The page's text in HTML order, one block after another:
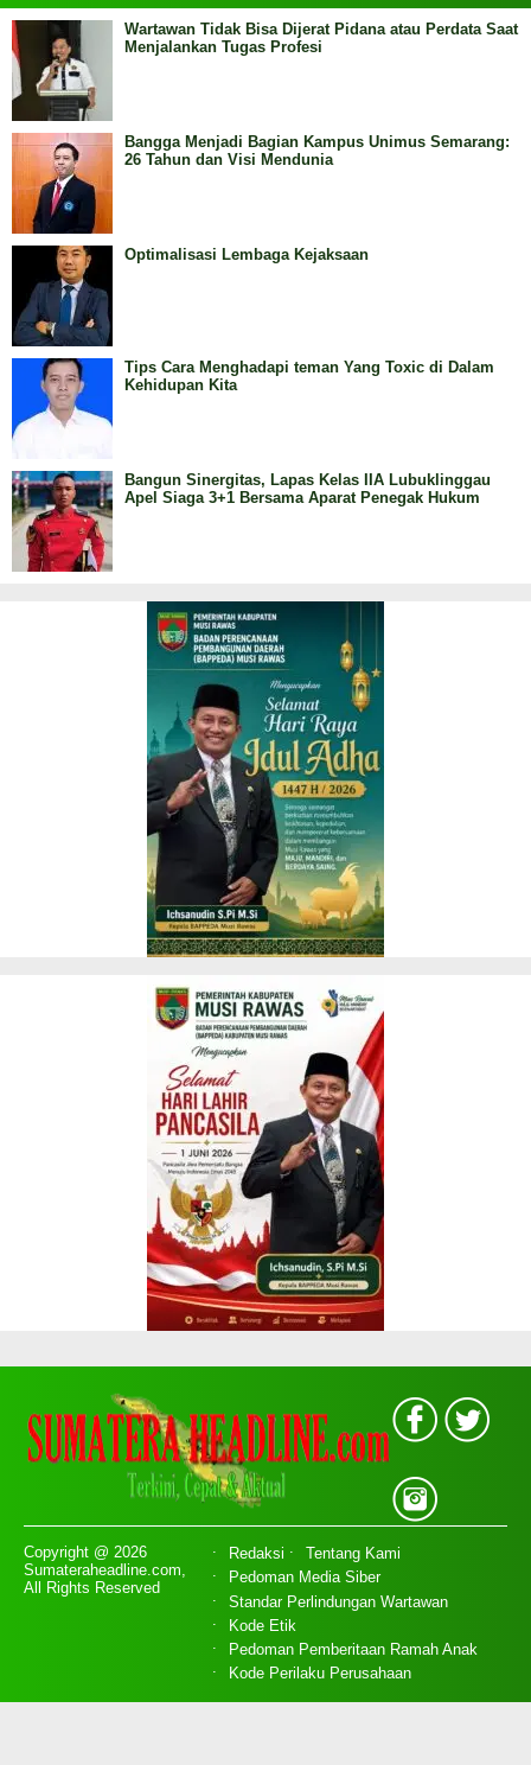
Wartawan Tidak Bisa Dijerat Pidana atau Perdata Saat
Menjalankan Tugas Profesi
Bangga Menjadi Bagian Kampus Unimus Semarang:
26 Tahun dan Visi Mendunia
Optimalisasi Lembaga Kejaksaan
Tips Cara Menghadapi teman Yang Toxic di Dalam
Kehidupan Kita
Bangun Sinergitas, Lapas Kelas IIA Lubuklinggau
Apel Siaga 3+1 Bersama Aparat Penegak Hukum
Copyright @ 2026
Sumateraheadline.com,
All Rights Reserved
Redaksi
Tentang Kami
Pedoman Media Siber
Standar Perlindungan Wartawan
Kode Etik
Pedoman Pemberitaan Ramah Anak
Kode Perilaku Perusahaan